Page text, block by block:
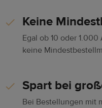
Keine
Egal ob 10 oder
keine
Spart bei
Bei Bestellungen mit